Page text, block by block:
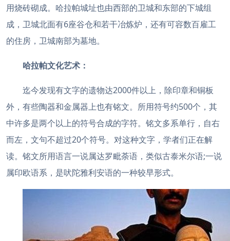
用烧砖砌成。哈拉帕城址也由西部的卫城和东部的下城组
成，卫城北面有6座谷仓和若干冶炼炉，还有可容数百雇工
的住房，卫城南部为墓地。
哈拉帕文化艺术：
迄今发现有文字的遗物达2000件以上，除印章和铜板
外，有些陶器和金属器上也有铭文。所用符号约500个，其
中许多是两个以上的符号合成的字符。铭文多系单行，自右
而左，文句不超过20个符号。对这种文字，学者们正在解
读。铭文所用语言一说属达罗毗荼语，类似古泰米尔语;一说
属印欧语系，是吠陀雅利安语的一种较早形式。